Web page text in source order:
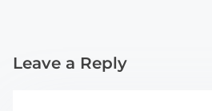
Leave a Reply